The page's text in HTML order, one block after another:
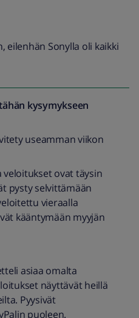
eilenhän Sonylla oli kaikki
kysymykseen
useamman viikon
veloitukset ovat täysin
pysty selvittämään
vieraalla
kääntymään myyjän
asiaa omalta
näyttävät heillä
Pyysivät
puoleen.